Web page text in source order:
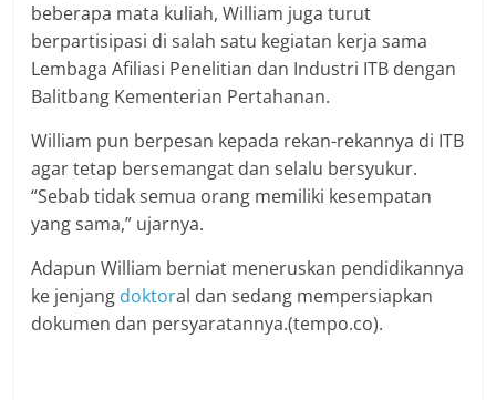
beberapa mata kuliah, William juga turut
berpartisipasi di salah satu kegiatan kerja sama
Lembaga Afiliasi Penelitian dan Industri ITB dengan
Balitbang Kementerian Pertahanan.
William pun berpesan kepada rekan-rekannya di ITB
agar tetap bersemangat dan selalu bersyukur.
“Sebab tidak semua orang memiliki kesempatan
yang sama,” ujarnya.
Adapun William berniat meneruskan pendidikannya
ke jenjang doktoral dan sedang mempersiapkan
dokumen dan persyaratannya.(tempo.co).